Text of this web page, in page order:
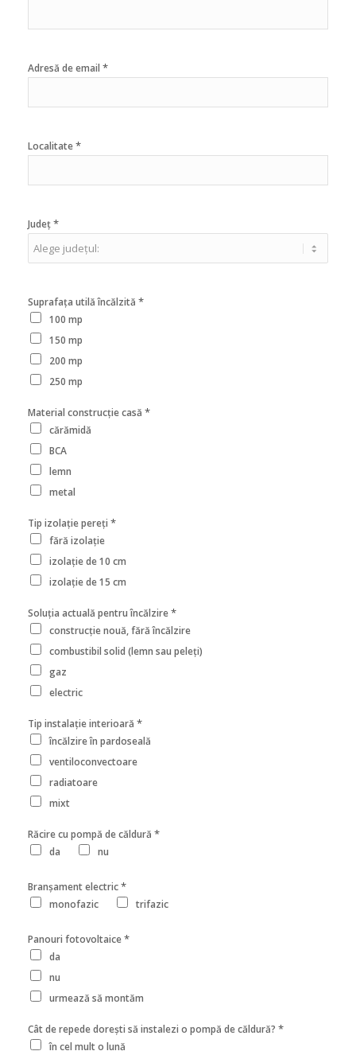
Adresă de email *
Localitate*
Județ*
Suprafața utilă încălzită *
100 mp
150 mp
200 mp
250 mp
Material construcție casă *
cărămidă
BCA
lemn
metal
Tip izolație pereți *
fără izolație
izolație de 10 cm
izolație de 15 cm
Soluția actuală pentru încălzire*
construcție nouă, fără încălzire
combustibil solid (lemn sau peleți)
gaz
electric
Tip instalație interioară *
încălzire în pardoseală
ventiloconvectoare
radiatoare
mixt
Răcire cu pompă de căldură *
da nu
Branșament electric*
monofazic trifazic
Panouri fotovoltaice*
da
nu
urmează să montăm
Cât de repede dorești să instalezi o pompă de căldură? *
în cel mult o lună